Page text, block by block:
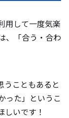
用して一度気楽
、「合う・合わ
うこともあると
った」というこ
いです！